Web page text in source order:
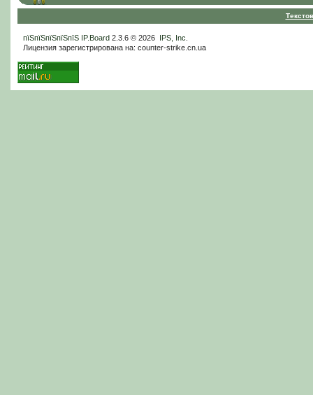
пїЅпїЅпїЅпїЅпїЅ IP.Board2.3.6 © 2026 IPS, Inc
Лицензия зарегистрирована на: counter-strike.cn.ua